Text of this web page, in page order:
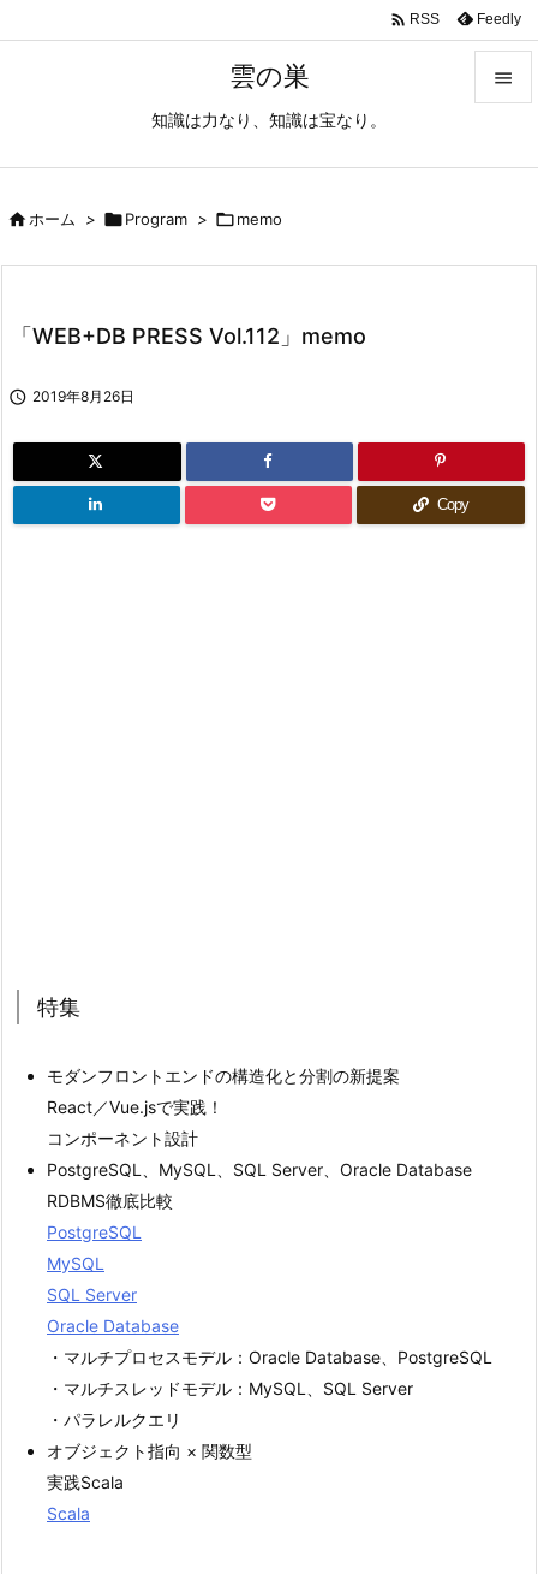
雲の巣
知識は力なり、知識は宝なり。

 RSS Feedly
ホーム > Program > memo
「WEB+DB PRESS Vol.112」memo
 2019年8月26日
Copy
特集
モダンフロントエンドの構造化と分割の新提案
React／Vue.jsで実践！
コンポーネント設計
PostgreSQL、MySQL、SQL Server、Oracle Database
RDBMS徹底比較
PostgreSQL
MySQL
SQL Server
Oracle Database
・マルチプロセスモデル：Oracle Database、PostgreSQL
・マルチスレッドモデル：MySQL、SQL Server
・パラレルクエリ
オブジェクト指向 × 関数型
実践Scala
Scala